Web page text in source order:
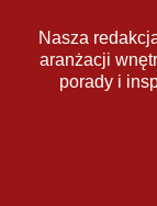
Nasza
aranżacji
porady i